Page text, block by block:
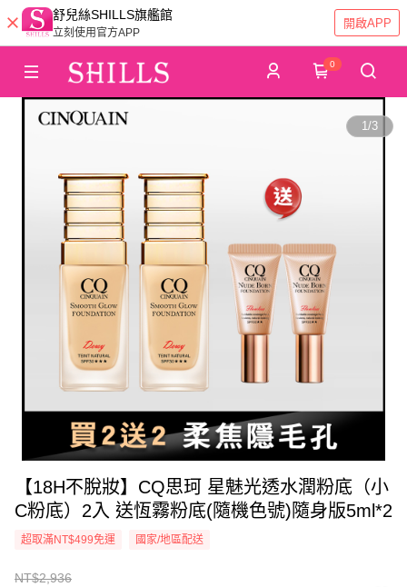
舒兒絲SHILLS旗艦館
立刻使用官方APP
開啟APP
0
1/3
【18H不脫妝】CQ思珂 星魅光透水潤粉底（小
C粉底）2入 送恆霧粉底(隨機色號)隨身版5ml*2
超取滿NT$499免運 國家/地區配送
NT$2,936